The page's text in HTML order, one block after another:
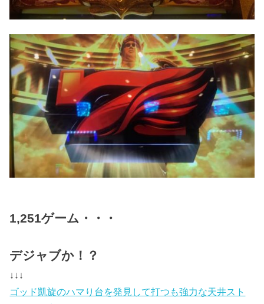
1,251ゲーム・・・
デジャブか！？
↓↓↓
ゴッド凱旋のハマり台を発見して打つも強力な天井スト